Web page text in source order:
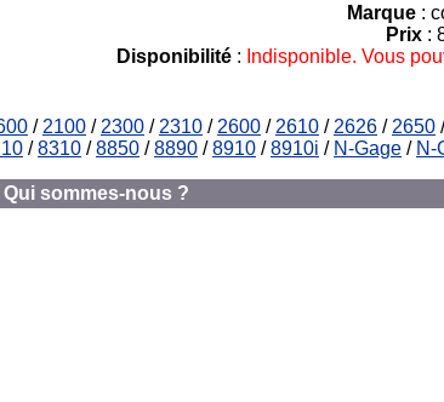
Marque:
Prix :
Disponibilité : Indisponible. Vous
/ 2100 / 2300 / 2310 / 2600 / 2610 / 2626 / 2650
/8310 /8850 /8890 /8910 /8910i / N-Gage / N-
Qui sommes-nous ?